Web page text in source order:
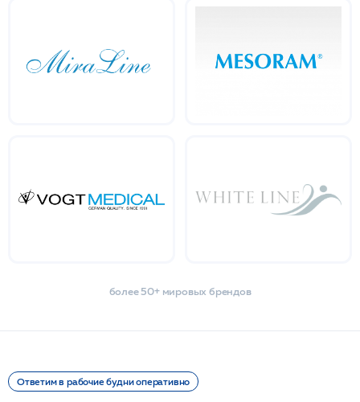
более 50+ мировых брендов
Ответим в рабочие будни оперативно